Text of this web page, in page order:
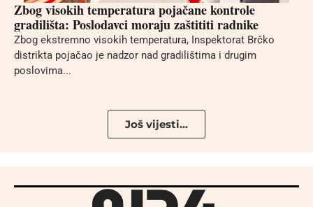
Zbog visokih temperatura pojačane kontrole
gradilišta: Poslodavci moraju zaštititi radnike
Zbog ekstremno visokih temperatura, Inspektorat Brčko
distrikta pojačao je nadzor nad gradilištima i drugim
poslovima...
Još vijesti...